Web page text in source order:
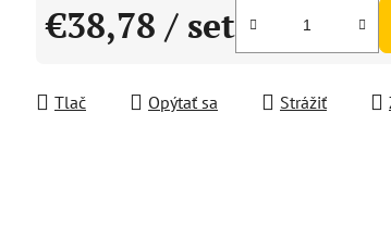
€38,78 / set
Tlač Opýtať sa Strážiť